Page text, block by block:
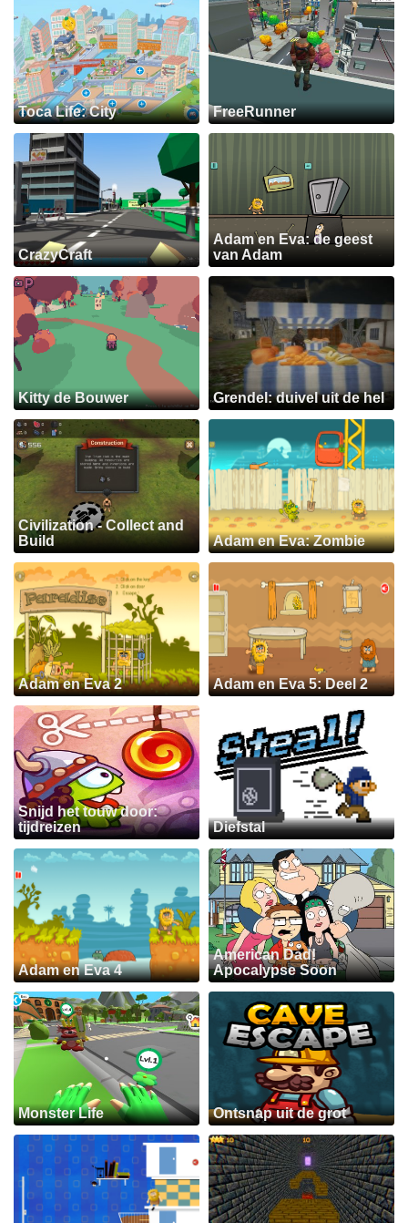
Toca Life: City FreeRunner
CrazyCraft
Adam en Eva: de geest
van Adam
Kitty de Bouwer Grendel: duivel uit de hel
Civilization - Collect and
Build
Adam en Eva: Zombie
Adam en Eva 2 Adam en Eva 5: Deel 2
Snijd het touw door:
tijdreizen
Diefstal
Adam en Eva 4
American Dad!
Apocalypse Soon
Monster Life Ontsnap uit de grot